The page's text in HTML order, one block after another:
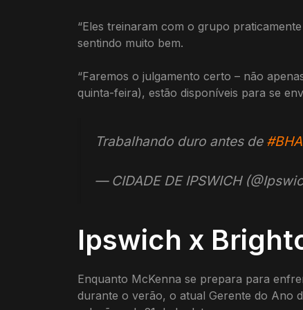
“Eles treinaram com o grupo
sentindo muito bem.
“Faremos o julgamento certo – não
quinta-feira), estão disponíveis para se
Trabalhando duro antes de
— CIDADE DE IPSWICH
Ipswich x
Enquanto McKenna se prepara para
durante o verão, o atual Gerente do Ano